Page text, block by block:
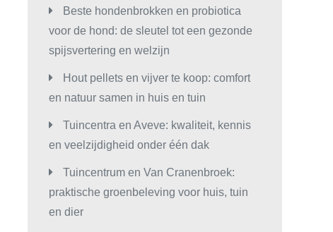
Beste hondenbrokken en probiotica
voor de hond: de sleutel tot een gezonde
spijsvertering en welzijn
Hout pellets en vijver te koop: comfort
en natuur samen in huis en tuin
Tuincentra en Aveve: kwaliteit, kennis
en veelzijdigheid onder één dak
Tuincentrum en Van Cranenbroek:
praktische groenbeleving voor huis, tuin
en dier